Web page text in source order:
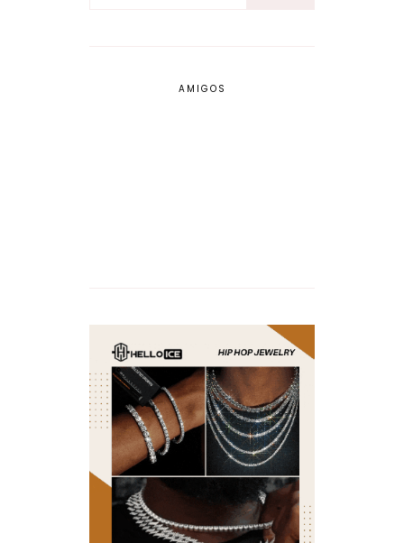
AMIGOS